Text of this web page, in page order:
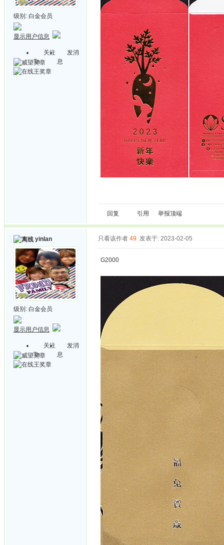
级别: 白金会员
显示用户信息
关注
Ta
发消
息
回复 引用 举报顶端
yinlan
级别: 白金会员
显示用户信息
关注
Ta
发消
息
只看该作者 49 发表于: 2023-02-05
G2000